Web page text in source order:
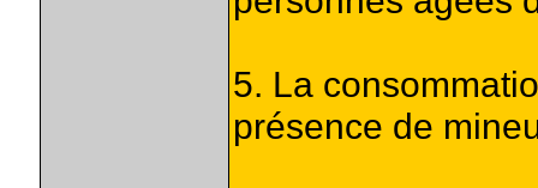
5. La
présence de